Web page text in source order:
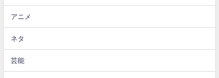
アニメ
ネタ
芸能